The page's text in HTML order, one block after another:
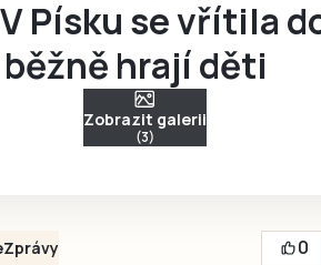
Písku se vřítila
hrají děti
Zobrazit galerii
(3)
Zprávy 0